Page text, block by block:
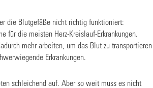
die Blutgefäße nicht richtig funktioniert:
für die meisten Herz-Kreislauf-Erkrankungen.
mehr arbeiten, um das Blut zu transportieren
Erkrankungen.
schleichend auf. Aber so weit muss es nicht